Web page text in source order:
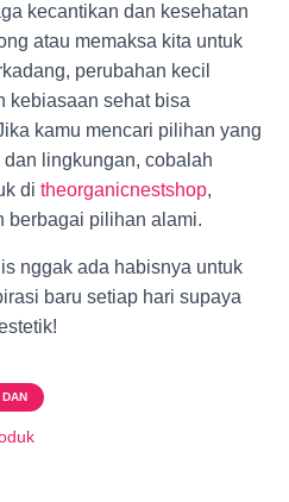
kecantikan dan kesehatan
atau memaksa kita untuk
perubahan kecil
kebiasaan sehat bisa
kamu mencari pilihan yang
lingkungan, cobalah
di theorganicnestshop,
berbagai pilihan alami.
nggak ada habisnya untuk
baru setiap hari supaya